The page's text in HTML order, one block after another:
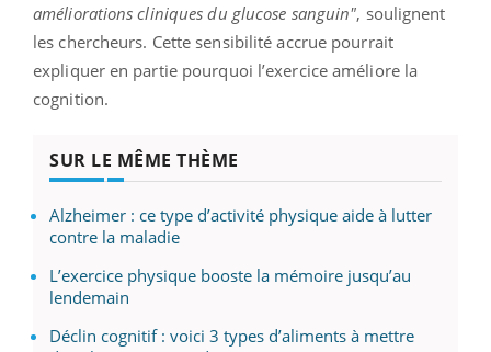
améliorations cliniques du glucose sanguin", soulignent
les chercheurs. Cette sensibilité accrue pourrait
expliquer en partie pourquoi l’exercice améliore la
cognition.
SUR LE MÊME THÈME
Alzheimer : ce type d’activité physique aide à lutter
contre la maladie
L’exercice physique booste la mémoire jusqu’au
lendemain
Déclin cognitif : voici 3 types d’aliments à mettre